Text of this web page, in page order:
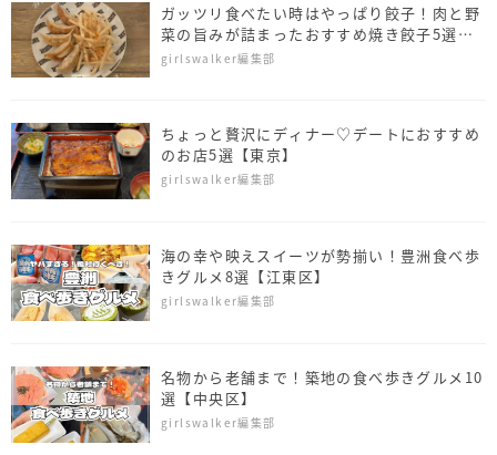
ガッツリ食べたい時はやっぱり餃子！肉と野
菜の旨みが詰まったおすすめ焼き餃子5選
【東京】
girlswalker編集部
ちょっと贅沢にディナー♡デートにおすすめ
のお店5選【東京】
girlswalker編集部
海の幸や映えスイーツが勢揃い！豊洲食べ歩
きグルメ8選【江東区】
girlswalker編集部
名物から老舗まで！築地の食べ歩きグルメ10
選【中央区】
girlswalker編集部